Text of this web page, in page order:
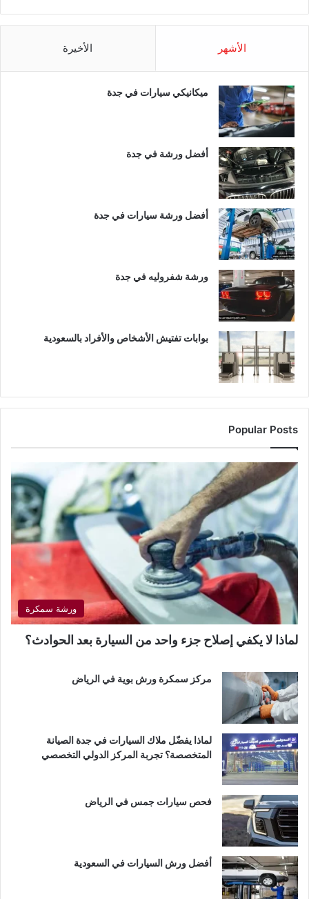
الأشهر الأخيرة
ميكانيكي سيارات في جدة
أفضل ورشة في جدة
أفضل ورشة سيارات في جدة
ورشة شفروليه في جدة
بوابات تفتيش الأشخاص والأفراد بالسعودية
Popular Posts
ورشة سمكرة
لماذا لا يكفي إصلاح جزء واحد من السيارة بعد الحوادث؟
مركز سمكرة ورش بوية في الرياض
لماذا يفضّل ملاك السيارات في جدة الصيانة
المتخصصة؟ تجربة المركز الدولي التخصصي
فحص سيارات جمس في الرياض
أفضل ورش السيارات في السعودية